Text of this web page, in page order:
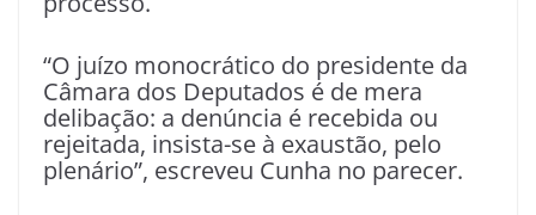
“O juízo monocrático do presidente da
Câmara dos Deputados é de mera
delibação: a denúncia é recebida ou
rejeitada, insista-se à exaustão, pelo
plenário”, escreveu Cunha no parecer.